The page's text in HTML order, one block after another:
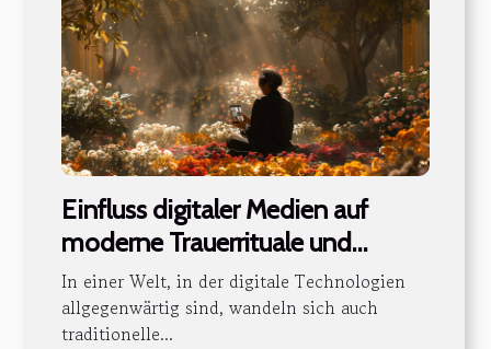
Einfluss digitaler Medien auf
moderne Trauerrituale und
Gedenkpraktiken
In einer Welt, in der digitale Technologien
allgegenwärtig sind, wandeln sich auch
traditionelle...